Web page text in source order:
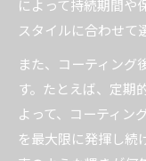
によって持続期間や
スタイルに合わせて
また、コーティング
す。たとえば、定期
よって、コーティン
を最大限に発揮し続